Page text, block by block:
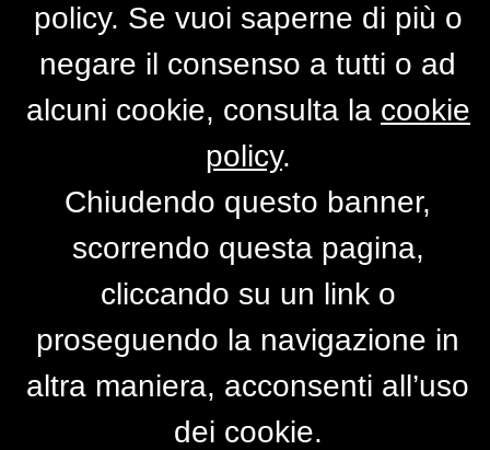
Per accedere alla versione completa del
clicca qui
PRIMO PIANO
policy. Se vuoi saperne di più o
negare il consenso a tutti o ad
alcuni cookie, consulta la cookie
policy.
Chiudendo questo banner,
scorrendo questa pagina,
cliccando su un link o
proseguendo la navigazione in
altra maniera, acconsenti all’uso
dei cookie.